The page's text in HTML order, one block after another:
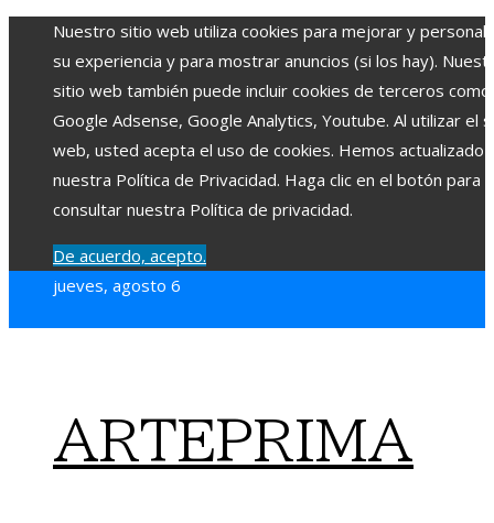
Nuestro sitio web utiliza cookies para mejorar y
su experiencia y para mostrar anuncios (si los hay).
sitio web también puede incluir cookies de terceros como
Google Adsense, Google Analytics, Youtube. Al utilizar el
web, usted acepta el uso de cookies. Hemos actualizado
nuestra Política de Privacidad. Haga clic en el botón para
consultar nuestra Política de privacidad.
De acuerdo, acepto.
jueves, agosto 6
ARTEPRIMA